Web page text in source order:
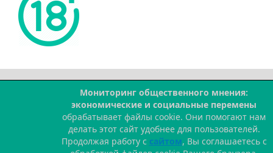
Мониторинг общественного мнения:
экономические и социальные перемены
обрабатывает файлы cookie. Они помогают нам
делать этот сайт удобнее для пользователей.
Продолжая работу с сайтом, Вы соглашаетесь с